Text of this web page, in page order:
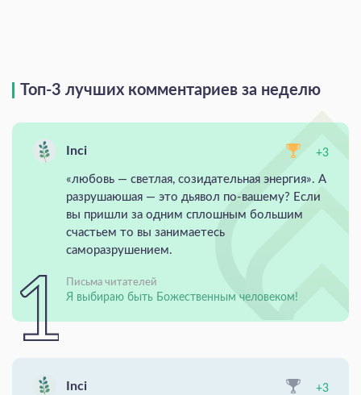
Топ-3 лучших комментариев за неделю
Inci +3
«любовь — светлая, созидательная энергия». А
разрушаюшая — это дьявол по-вашему? Если
вы пришли за одним сплошным большим
счастьем то вы занимаетесь
саморазрушением.
Письма читателей
Я выбираю быть Божественным человеком!
Inci +3